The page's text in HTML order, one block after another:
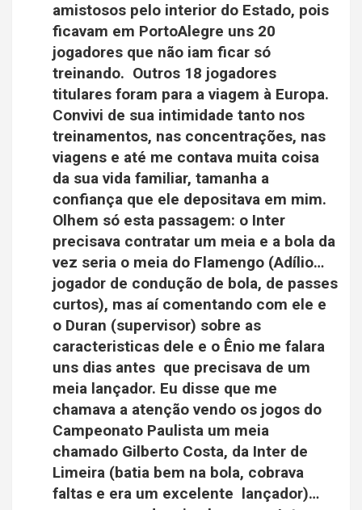
amistosos pelo interior do Estado, pois
ficavam em PortoAlegre uns 20
jogadores que não iam ficar só
treinando. Outros 18 jogadores
titulares foram para a viagem à Europa.
Convivi de sua intimidade tanto nos
treinamentos, nas concentrações, nas
viagens e até me contava muita coisa
da sua vida familiar, tamanha a
confiança que ele depositava em mim.
Olhem só esta passagem: o Inter
precisava contratar um meia e a bola da
vez seria o meia do Flamengo (Adílio…
jogador de condução de bola, de passes
curtos), mas aí comentando com ele e
o Duran (supervisor) sobre as
caracteristicas dele e o Ênio me falara
uns dias antes que precisava de um
meia lançador. Eu disse que me
chamava a atenção vendo os jogos do
Campeonato Paulista um meia
chamado Gilberto Costa, da Inter de
Limeira (batia bem na bola, cobrava
faltas e era um excelente lançador)…